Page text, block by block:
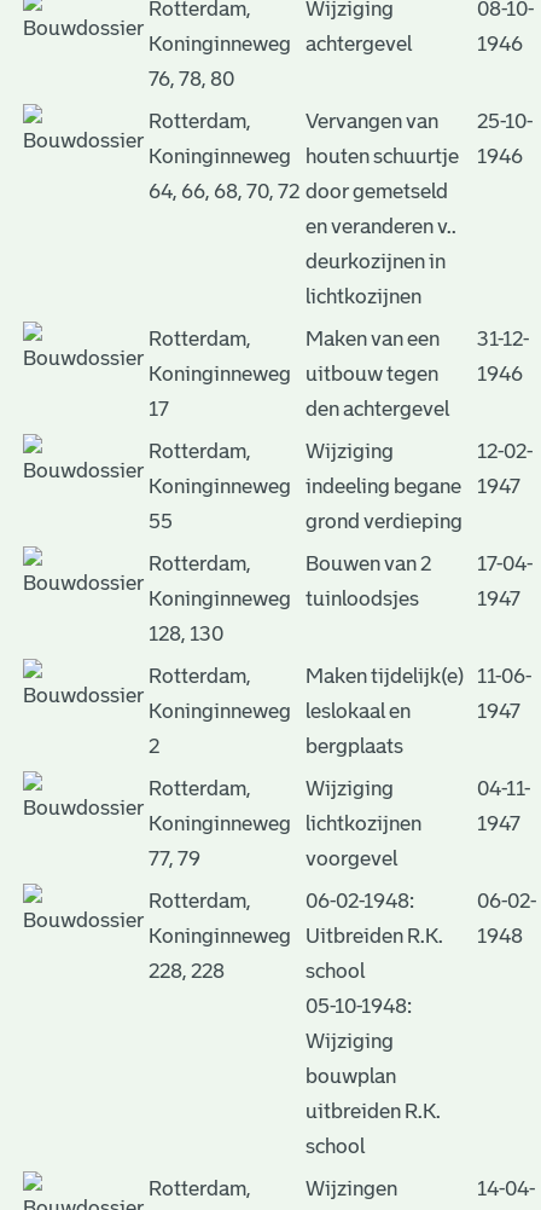
Rotterdam,
Koninginneweg
76, 78, 80
Wijziging
achtergevel
08-10-
1946
Rotterdam,
Koninginneweg
64, 66, 68, 70, 72
Vervangen van
houten schuurtje
door gemetseld
en veranderen v..
deurkozijnen in
lichtkozijnen
25-10-
1946
Rotterdam,
Koninginneweg
17
Maken van een
uitbouw tegen
den achtergevel
31-12-
1946
Rotterdam,
Koninginneweg
55
Wijziging
indeeling begane
grond verdieping
12-02-
1947
Rotterdam,
Koninginneweg
128, 130
Bouwen van 2
tuinloodsjes
17-04-
1947
Rotterdam,
Koninginneweg
2
Maken tijdelijk(e)
leslokaal en
bergplaats
11-06-
1947
Rotterdam,
Koninginneweg
77, 79
Wijziging
lichtkozijnen
voorgevel
04-11-
1947
Rotterdam,
Koninginneweg
228, 228
06-02-1948:
Uitbreiden R.K.
school
05-10-1948:
Wijziging
bouwplan
uitbreiden R.K.
school
06-02-
1948
Rotterdam,
Wijzingen
14-04-